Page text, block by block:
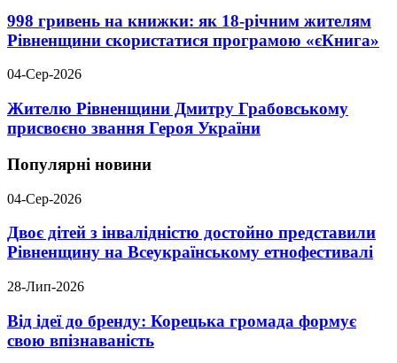
998 гривень на книжки: як 18-річним жителям
Рівненщини скористатися програмою «єКнига»
04-Сер-2026
Жителю Рівненщини Дмитру Грабовському
присвоєно звання Героя України
Популярні новини
04-Сер-2026
Двоє дітей з інвалідністю достойно представили
Рівненщину на Всеукраїнському етнофестивалі
28-Лип-2026
Від ідеї до бренду: Корецька громада формує
свою впізнаваність